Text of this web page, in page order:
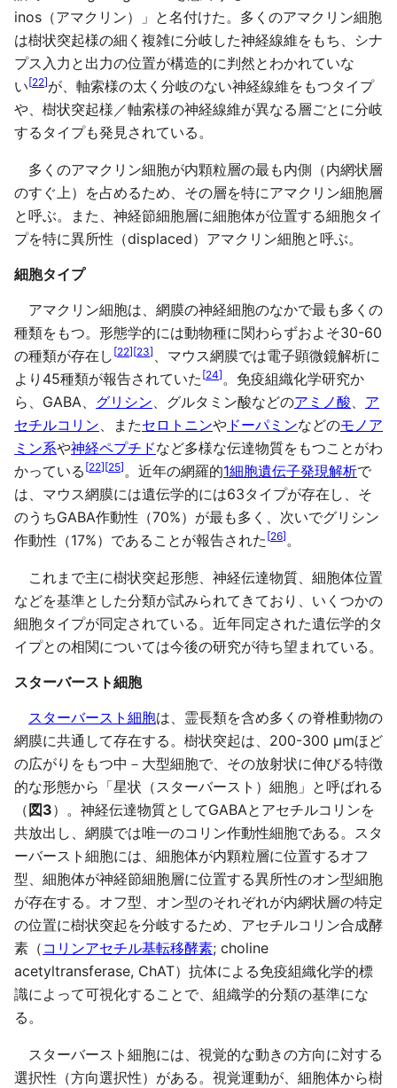
inos（アマクリン）」と名付けた。多くのアマクリン細胞
は樹状突起様の細く複雑に分岐した神経線維をもち、シナ
プス入力と出力の位置が構造的に判然とわかれていな
い[22]が、軸索様の太く分岐のない神経線維をもつタイプ
や、樹状突起様／軸索様の神経線維が異なる層ごとに分岐
するタイプも発見されている。
多くのアマクリン細胞が内顆粒層の最も内側（内網状層
のすぐ上）を占めるため、その層を特にアマクリン細胞層
と呼ぶ。また、神経節細胞層に細胞体が位置する細胞タイ
プを特に異所性（displaced）アマクリン細胞と呼ぶ。
細胞タイプ
アマクリン細胞は、網膜の神経細胞のなかで最も多くの
種類をもつ。形態学的には動物種に関わらずおよそ30-60
の種類が存在し [22][23]
、マウス網膜では電子顕微鏡解析に
より45種類が報告されていた [24] 。免疫組織化学研究か
ら、GABA、 グリシン 、グルタミン酸などのアミノ酸
ア
セチルコリン 、またセロトニンや ドーパミンなどのモノア
ミン系や神経ペプチドなど多様な伝達物質をもつことがわ
かっている [22][25] 。近年の網羅的1細胞遺伝子発現解析で
は、マウス網膜には遺伝学的には63タイプが存在し、そ
のうちGABA作動性（70%）が最も多く、次いでグリシン
作動性（17%）であることが報告された [26] 。
これまで主に樹状突起形態、神経伝達物質、細胞体位置
などを基準とした分類が試みられてきており、いくつかの
細胞タイプが同定されている。近年同定された遺伝学的タ
イプとの相関については今後の研究が待ち望まれている。
スターバースト細胞
スターバースト細胞は、霊長類を含め多くの脊椎動物の
網膜に共通して存在する。樹状突起は、200-300 µmほど
の広がりをもつ中－大型細胞で、その放射状に伸びる特徴
的な形態から「星状（スターバースト）細胞」と呼ばれる
（図3）。神経伝達物質としてGABAとアセチルコリンを
共放出し、網膜では唯一のコリン作動性細胞である。スタ
ーバースト細胞には、細胞体が内顆粒層に位置するオフ
型、細胞体が神経節細胞層に位置する異所性のオン型細胞
が存在する。オフ型、オン型のそれぞれが内網状層の特定
の位置に樹状突起を分岐するため、アセチルコリン合成酵
素（ コリンアセチル基転移酵素; choline
acetyltransferase, ChAT）抗体による免疫組織化学的標
識によって可視化することで、組織学的分類の基準にな
る。
スターバースト細胞には、視覚的な動きの方向に対する
選択性（方向選択性）がある。視覚運動が、細胞体から樹